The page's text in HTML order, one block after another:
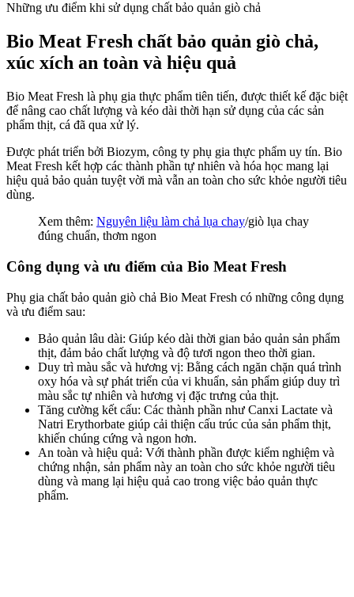
Những ưu điểm khi sử dụng chất bảo quản giò chả
Bio Meat Fresh chất bảo quản giò chả,
xúc xích an toàn và hiệu quả
Bio Meat Fresh là phụ gia thực phẩm tiên tiến, được thiết kế đặc biệt
để nâng cao chất lượng và kéo dài thời hạn sử dụng của các sản
phẩm thịt, cá đã qua xử lý.
Được phát triển bởi Biozym, công ty phụ gia thực phẩm uy tín. Bio
Meat Fresh kết hợp các thành phần tự nhiên và hóa học mang lại
hiệu quả bảo quản tuyệt vời mà vẫn an toàn cho sức khỏe người tiêu
dùng.
Xem thêm: Nguyên liệu làm chả lụa chay/giò lụa chay
đúng chuẩn, thơm ngon
Công dụng và ưu điểm của Bio Meat Fresh
Phụ gia chất bảo quản giò chả Bio Meat Fresh có những công dụng
và ưu điểm sau:
Bảo quản lâu dài: Giúp kéo dài thời gian bảo quản sản phẩm
thịt, đảm bảo chất lượng và độ tươi ngon theo thời gian.
Duy trì màu sắc và hương vị: Bằng cách ngăn chặn quá trình
oxy hóa và sự phát triển của vi khuẩn, sản phẩm giúp duy trì
màu sắc tự nhiên và hương vị đặc trưng của thịt.
Tăng cường kết cấu: Các thành phần như Canxi Lactate và
Natri Erythorbate giúp cải thiện cấu trúc của sản phẩm thịt,
khiến chúng cứng và ngon hơn.
An toàn và hiệu quả: Với thành phần được kiểm nghiệm và
chứng nhận, sản phẩm này an toàn cho sức khỏe người tiêu
dùng và mang lại hiệu quả cao trong việc bảo quản thực
phẩm.